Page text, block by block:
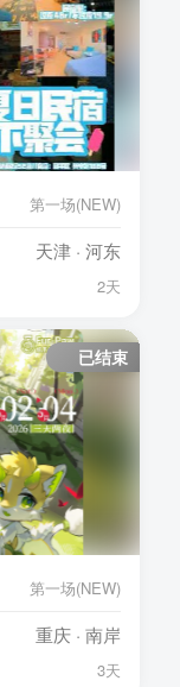
第一场(NEW)
天津 · 河东
2天
已结束
第一场(NEW)
重庆 · 南岸
3天